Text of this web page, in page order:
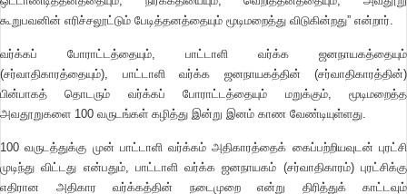
கூறுபவனின் எரிச்சலூட்டும் பேடித்தனத்தையும் மூடிமறைத்து விடுகின்றது” என்றார்.
வர்க்கப் போராட்டத்தையும், பாட்டாளி வர்க்க ஜனநாயகத்தையும்
(சர்வாதிகாரத்தையும்), பாட்டாளி வர்க்க ஜனநாயகத்தின் (சர்வாதிகாரத்தின்)
பின்பாகத் தொடரும் வர்க்கப் போராட்டத்தையும் மறுக்கும், மூடிமறைத்த
அவதூறுகளை 100 வருடங்கள் கழித்து இன்று இனம் காண வேண்டியுள்ளது.
100 வருடத்துக்கு முன் பாட்டாளி வர்க்கம் அதிகாரத்தைக் கைப்பற்றியவுடன் புரட்சி
முடிந்து விட்டது என்பதும், பாட்டாளி வர்க்க ஜனநாயகம் (சர்வாதிகாரம்) புரட்சிக்கு
எதிரான அதிகார வர்க்கத்தின் நடைமுறை என்று திரித்துக் காட்டவும்